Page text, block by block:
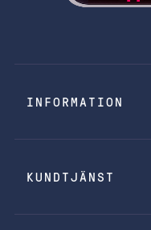
INFORMATION
KUNDTJÄNST